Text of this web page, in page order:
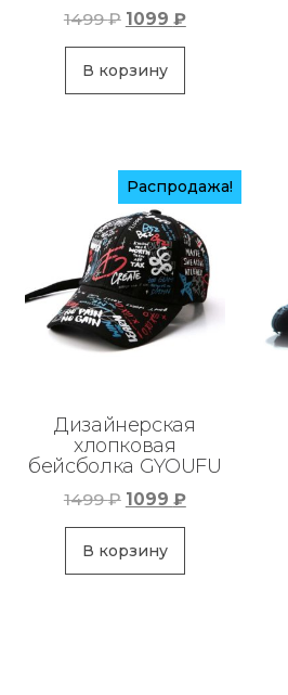
1499₽ Первоначальная
цена
составляла
1499 ₽.
1099 ₽Текущая
цена:
В корзину
Распродажа!
Дизайнерская
хлопковая
бейсболка GYOUFU
1499₽ Первоначальная
цена
составляла
1499 ₽.
1099 ₽Текущая
цена:
В корзину